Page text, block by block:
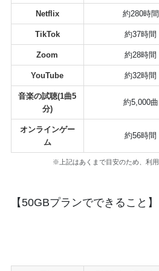
Netflix 約280時間
TikTok 約37時間
Zoom 約28時間
YouTube 約32時間
音楽の試聴(1曲5
分)
約5,000曲
オンラインゲー
ム
約56時間
※上記はあくまで目安のため、利
【50GBプランでできること】